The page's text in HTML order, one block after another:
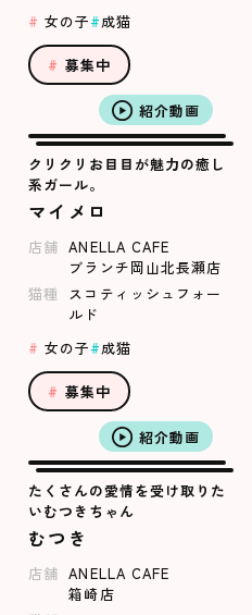
女の子
成猫
募集中
紹介動画
クリクリお目目が魅力の癒し
系ガール。
マイメロ
店舗 ANELLA CAFE
ブランチ岡山北長瀬店
猫種
スコティッシュフォー
ルド
女の子
成猫
募集中
紹介動画
たくさんの愛情を受け取りた
いむつきちゃん
むつき
店舗 ANELLA CAFE
箱崎店